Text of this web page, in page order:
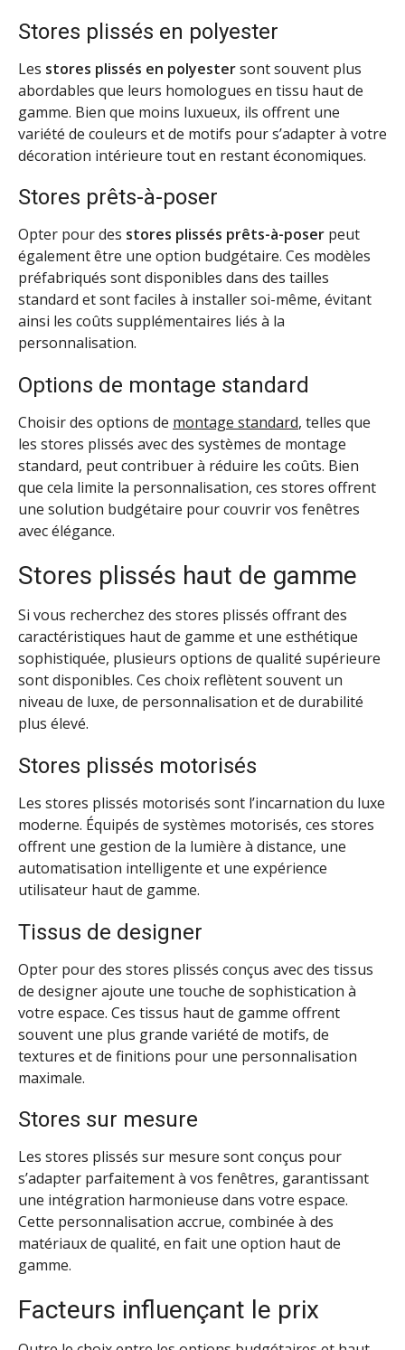
Stores plissés en polyester
Les stores plissés en polyestersont souvent plus
abordables que leurs homologues en tissu haut de
gamme. Bien que moins luxueux, ils offrent une
variété de couleurs et de motifs pour s’adapter à votre
décoration intérieure tout en restant économiques.
Stores prêts-à-poser
Opter pour des stores plissés prêts-à-poser peut
également être une option budgétaire. Ces modèles
préfabriqués sont disponibles dans des tailles
standard et sont faciles à installer soi-même, évitant
ainsi les coûts supplémentaires liés à la
personnalisation.
Options de montage standard
Choisir des options de montage standard, telles que
les stores plissés avec des systèmes de montage
standard, peut contribuer à réduire les coûts. Bien
que cela limite la personnalisation, ces stores offrent
une solution budgétaire pour couvrir vos fenêtres
avec élégance.
Stores plissés haut de gamme
Si vous recherchez des stores plissés offrant des
caractéristiques haut de gamme et une esthétique
sophistiquée, plusieurs options de qualité supérieure
sont disponibles. Ces choix reflètent souvent un
niveau de luxe, de personnalisation et de durabilité
plus élevé.
Stores plissés motorisés
Les stores plissés motorisés sont l’incarnation du luxe
moderne. Équipés de systèmes motorisés, ces stores
offrent une gestion de la lumière à distance, une
automatisation intelligente et une expérience
utilisateur haut de gamme.
Tissus de designer
Opter pour des stores plissés conçus avec des tissus
de designer ajoute une touche de sophistication à
votre espace. Ces tissus haut de gamme offrent
souvent une plus grande variété de motifs, de
textures et de finitions pour une personnalisation
maximale.
Stores sur mesure
Les stores plissés sur mesure sont conçus pour
s’adapter parfaitement à vos fenêtres, garantissant
une intégration harmonieuse dans votre espace.
Cette personnalisation accrue, combinée à des
matériaux de qualité, en fait une option haut de
gamme.
Facteurs influençant le prix